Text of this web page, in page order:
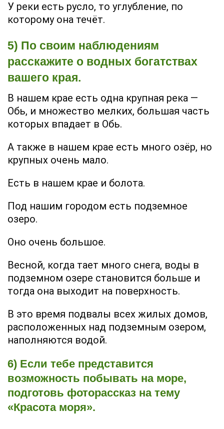
У реки есть русло, то углубление, по
которому она течёт.
5) По своим наблюдениям
расскажите о водных богатствах
вашего края.
В нашем крае есть одна крупная река —
Обь, и множество мелких, большая часть
которых впадает в Обь.
А также в нашем крае есть много озёр, но
крупных очень мало.
Есть в нашем крае и болота.
Под нашим городом есть подземное
озеро.
Оно очень большое.
Весной, когда тает много снега, воды в
подземном озере становится больше и
тогда она выходит на поверхность.
В это время подвалы всех жилых домов,
расположенных над подземным озером,
наполняются водой.
6) Если тебе представится
возможность побывать на море,
подготовь фоторассказ на тему
«Красота моря».